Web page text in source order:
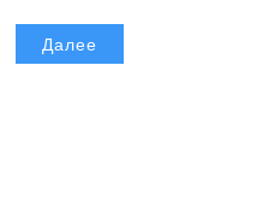
Далее